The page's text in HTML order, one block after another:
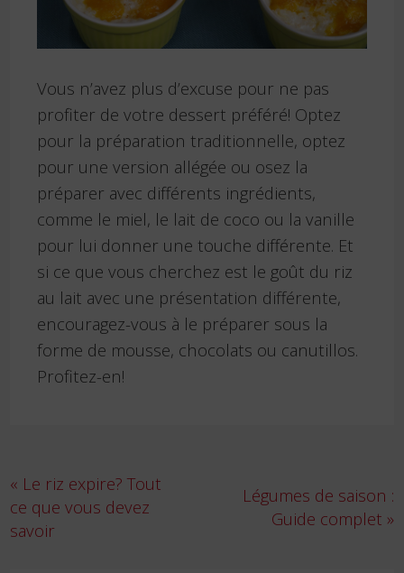
Vous n’avez plus d’excuse pour ne pas
profiter de votre dessert préféré! Optez
pour la préparation traditionnelle, optez
pour une version allégée ou osez la
préparer avec différents ingrédients,
comme le miel, le lait de coco ou la vanille
pour lui donner une touche différente. Et
si ce que vous cherchez est le goût du riz
au lait avec une présentation différente,
encouragez-vous à le préparer sous la
forme de mousse, chocolats ou canutillos.
Profitez-en!
Navigation
de
l’article
« Le riz expire? Tout
ce que vous devez
savoir
Légumes de saison :
Guide complet »